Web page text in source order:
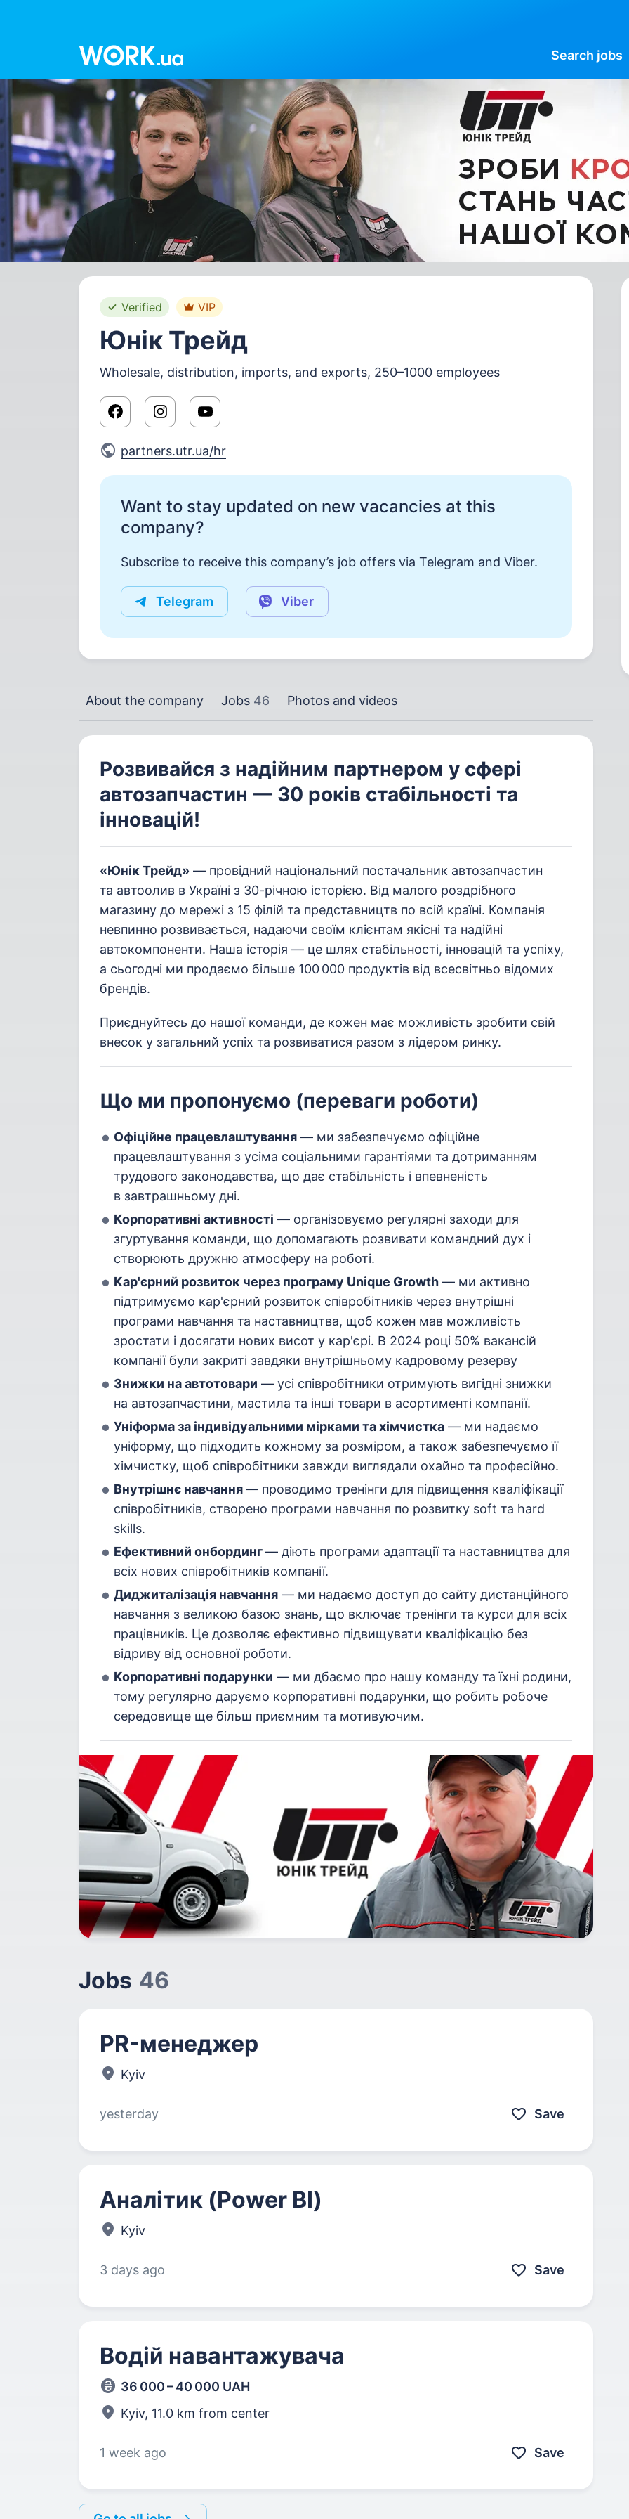
Search jobs
Verified VIP
Юнiк Трейд
Wholesale, distribution, imports, and exports, 250–1000 employees
partners.utr.ua/hr
Want to stay updated on new vacancies at this
company?
Subscribe to receive this company’s job offers via Telegram and Viber.
Telegram Viber
About the company Jobs 46 Photos and videos
Розвивайся з надійним партнером у сфері
автозапчастин — 30 років стабільності та
інновацій!
«Юнік Трейд» — провідний національний постачальник автозапчастин
та автоолив в Україні з 30-річною історією. Від малого роздрібного
магазину до мережі з 15 філій та представництв по всій країні. Компанія
невпинно розвивається, надаючи своїм клієнтам якісні та надійні
автокомпоненти. Наша історія — це шлях стабільності, інновацій та успіху,
а сьогодні ми продаємо більше 100 000 продуктів від всесвітньо відомих
брендів.
Приєднуйтесь до нашої команди, де кожен має можливість зробити свій
внесок у загальний успіх та розвиватися разом з лідером ринку.
Що ми пропонуємо (переваги роботи)
Офіційне працевлаштування — ми забезпечуємо офіційне
працевлаштування з усіма соціальними гарантіями та дотриманням
трудового законодавства, що дає стабільність і впевненість
в завтрашньому дні.
Корпоративні активності — організовуємо регулярні заходи для
згуртування команди, що допомагають розвивати командний дух і
створюють дружню атмосферу на роботі.
Кар'єрний розвиток через програму Unique Growth — ми активно
підтримуємо кар'єрний розвиток співробітників через внутрішні
програми навчання та наставництва, щоб кожен мав можливість
зростати і досягати нових висот у кар'єрі. В 2024 році 50% вакансій
компанії були закриті завдяки внутрішньому кадровому резерву
Знижки на автотовари — усі співробітники отримують вигідні знижки
на автозапчастини, мастила та інші товари в асортименті компанії.
Уніформа за індивідуальними мірками та хімчистка — ми надаємо
уніформу, що підходить кожному за розміром, а також забезпечуємо її
хімчистку, щоб співробітники завжди виглядали охайно та професійно.
Внутрішнє навчання— проводимо тренінги для підвищення кваліфікації
співробітників, створено програми навчання по розвитку soft та hard
skills.
Ефективний онбординг— діють програми адаптації та наставництва для
всіх нових співробітників компанії.
Диджиталізація навчання — ми надаємо доступ до сайту дистанційного
навчання з великою базою знань, що включає тренінги та курси для всіх
працівників. Це дозволяє ефективно підвищувати кваліфікацію без
відриву від основної роботи.
Корпоративні подарунки — ми дбаємо про нашу команду та їхні родини,
тому регулярно даруємо корпоративні подарунки, що робить робоче
середовище ще більш приємним та мотивуючим.
Jobs 46
PR-менеджер
Kyiv
yesterday Save
Аналітик (Power BI)
Kyiv
3 days ago Save
Водій навантажувача
36 000 – 40 000 UAH
Kyiv, 11.0 km from center
1 week ago Save